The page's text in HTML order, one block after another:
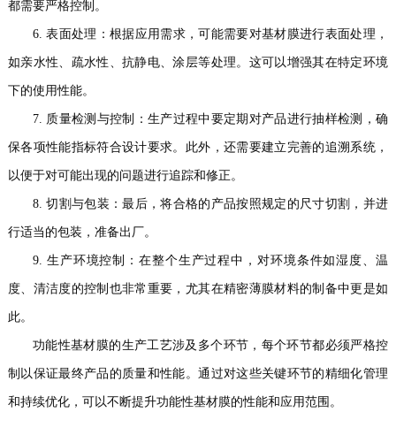
都需要严格控制。
6. 表面处理：根据应用需求，可能需要对基材膜进行表面处理，
如亲水性、疏水性、抗静电、涂层等处理。这可以增强其在特定环境
下的使用性能。
7. 质量检测与控制：生产过程中要定期对产品进行抽样检测，确
保各项性能指标符合设计要求。此外，还需要建立完善的追溯系统，
以便于对可能出现的问题进行追踪和修正。
8. 切割与包装：最后，将合格的产品按照规定的尺寸切割，并进
行适当的包装，准备出厂。
9. 生产环境控制：在整个生产过程中，对环境条件如湿度、温
度、清洁度的控制也非常重要，尤其在精密薄膜材料的制备中更是如
此。
功能性基材膜的生产工艺涉及多个环节，每个环节都必须严格控
制以保证最终产品的质量和性能。通过对这些关键环节的精细化管理
和持续优化，可以不断提升功能性基材膜的性能和应用范围。